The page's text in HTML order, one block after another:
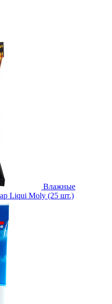
Влажные
Liqui Moly (25 шт.)